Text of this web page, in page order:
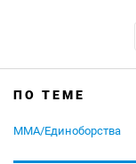
ПО ТЕМЕ
MMA/Единоборства